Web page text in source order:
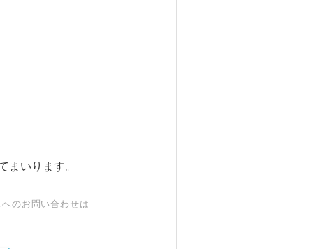
まいります。
のお問い合わせは